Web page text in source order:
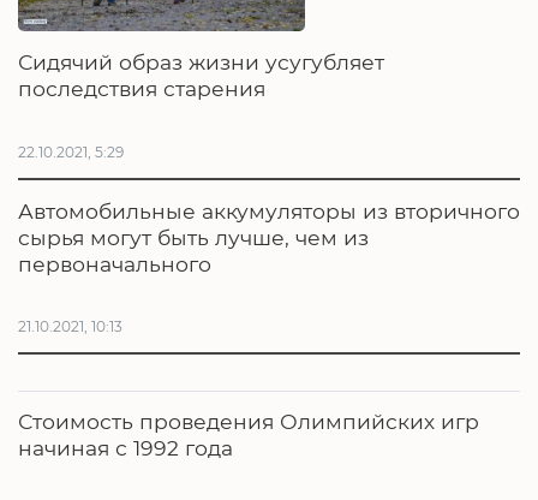
Сидячий образ жизни усугубляет
последствия старения
22.10.2021, 5:29
Автомобильные аккумуляторы из вторичного
сырья могут быть лучше, чем из
первоначального
21.10.2021, 10:13
Стоимость проведения Олимпийских игр
начиная с 1992 года